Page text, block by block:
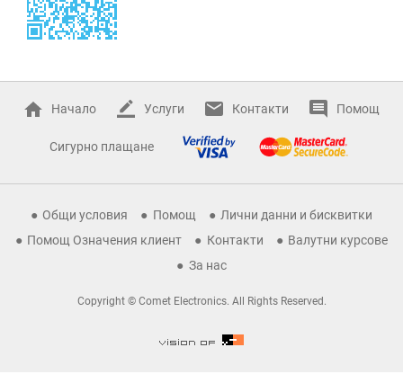
Начало Услуги Контакти Помощ
Сигурно плащане
Общи условия Помощ
Лични данни и бисквитки
Помощ Означения клиент
Контакти
Валутни курсове
За нас
Copyright © Comet Electronics. All Rights Reserved.